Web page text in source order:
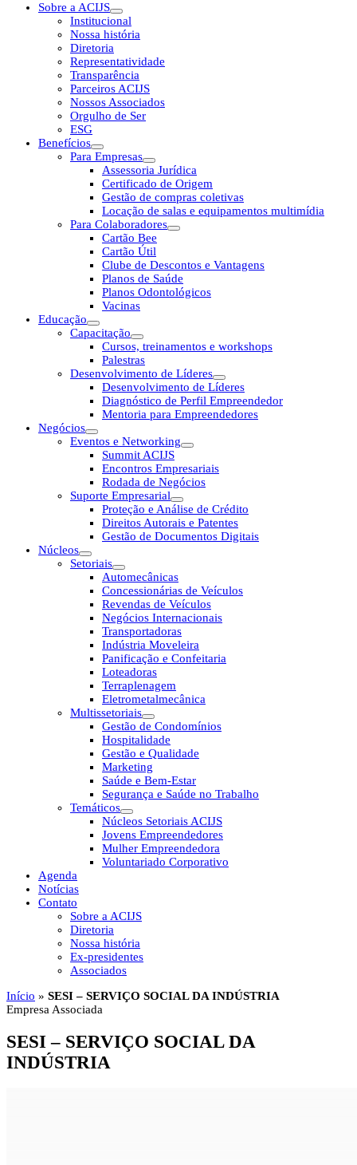
Sobre a ACIJS
Institucional
Nossa história
Diretoria
Representatividade
Transparência
Parceiros ACIJS
Nossos Associados
Orgulho de Ser
ESG
Benefícios
Para Empresas
Assessoria Jurídica
Certificado de Origem
Gestão de compras coletivas
Locação de salas e equipamentos multimídia
Para Colaboradores
Cartão Bee
Cartão Útil
Clube de Descontos e Vantagens
Planos de Saúde
Planos Odontológicos
Vacinas
Educação
Capacitação
Cursos, treinamentos e workshops
Palestras
Desenvolvimento de Líderes
Desenvolvimento de Líderes
Diagnóstico de Perfil Empreendedor
Mentoria para Empreendedores
Negócios
Eventos e Networking
Summit ACIJS
Encontros Empresariais
Rodada de Negócios
Suporte Empresarial
Proteção e Análise de Crédito
Direitos Autorais e Patentes
Gestão de Documentos Digitais
Núcleos
Setoriais
Automecânicas
Concessionárias de Veículos
Revendas de Veículos
Negócios Internacionais
Transportadoras
Indústria Moveleira
Panificação e Confeitaria
Loteadoras
Terraplenagem
Eletrometalmecânica
Multissetoriais
Gestão de Condomínios
Hospitalidade
Gestão e Qualidade
Marketing
Saúde e Bem-Estar
Segurança e Saúde no Trabalho
Temáticos
Núcleos Setoriais ACIJS
Jovens Empreendedores
Mulher Empreendedora
Voluntariado Corporativo
Agenda
Notícias
Contato
Sobre a ACIJS
Diretoria
Nossa história
Ex-presidentes
Associados
Início » SESI – SERVIÇO SOCIAL DA INDÚSTRIA
Empresa Associada
SESI – SERVIÇO SOCIAL DA
INDÚSTRIA